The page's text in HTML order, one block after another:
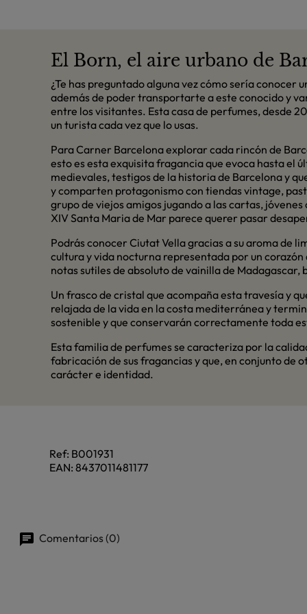
El Born, el aire urbano de
¿Te has preguntado alguna vez cómo sería conocer
además de poder transportarte a este conocido y
entre los visitantes. Esta casa de perfumes, desde
un turista cada vez que lo usas.
Para Carner Barcelona explorar cada rincón de
esto es esta exquisita fragancia que evoca hasta el
medievales, testigos de la historia de Barcelona y
y comparten protagonismo con tiendas vintage,
grupo de viejos amigos jugando a las cartas,
XIV Santa Maria de Mar parece querer pasar
Podrás conocer Ciutat Vella gracias a su aroma de
cultura y vida nocturna representada por un
notas sutiles de absoluto de vainilla de
Un frasco de cristal que acompaña esta travesía y
relajada de la vida en la costa mediterránea y
sostenible y que conservarán correctamente toda
Esta familia de perfumes se caracteriza por la
fabricación de sus fragancias y que, en conjunto de
carácter e identidad.
Ref: B001931
EAN: 8437011481177
Comentarios (0)